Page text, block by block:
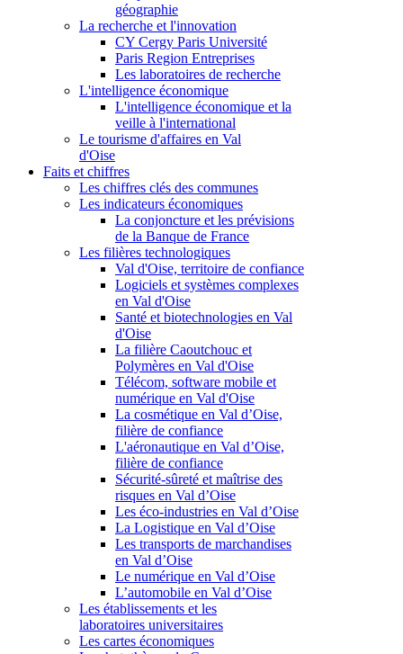
géographie
La recherche et l'innovation
CY Cergy Paris Université
Paris Region Entreprises
Les laboratoires de recherche
L'intelligence économique
L'intelligence économique et la
veille à l'international
Le tourisme d'affaires en Val
d'Oise
Faits et chiffres
Les chiffres clés des communes
Les indicateurs économiques
La conjoncture et les prévisions
de la Banque de France
Les filières technologiques
Val d'Oise, territoire de confiance
Logiciels et systèmes complexes
en Val d'Oise
Santé et biotechnologies en Val
d'Oise
La filière Caoutchouc et
Polymères en Val d'Oise
Télécom, software mobile et
numérique en Val d'Oise
La cosmétique en Val d’Oise,
filière de confiance
L'aéronautique en Val d’Oise,
filière de confiance
Sécurité-sûreté et maîtrise des
risques en Val d’Oise
Les éco-industries en Val d’Oise
La Logistique en Val d’Oise
Les transports de marchandises
en Val d’Oise
Le numérique en Val d’Oise
L’automobile en Val d’Oise
Les établissements et les
laboratoires universitaires
Les cartes économiques